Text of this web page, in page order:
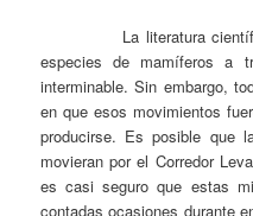
La literatura científica
especies de mamíferos a
interminable. Sin embargo,
en que esos movimientos
producirse. Es posible que
movieran por el Corredor
es casi seguro que estas
contadas ocasiones durante